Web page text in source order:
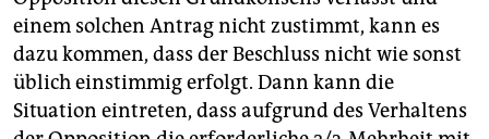
einem solchen Antrag nicht zustimmt, kann es
dazu kommen, dass der Beschluss nicht wie sonst
üblich einstimmig erfolgt. Dann kann die
Situation eintreten, dass aufgrund des Verhaltens